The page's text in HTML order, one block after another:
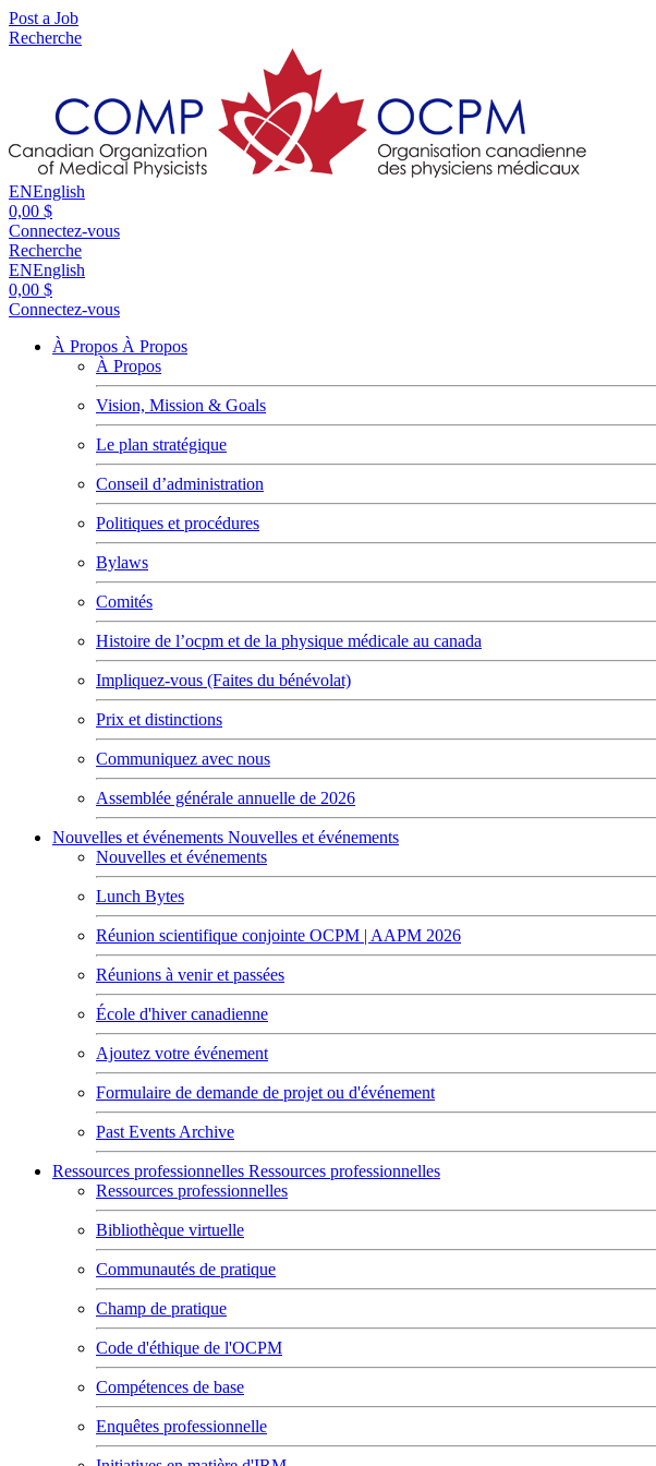
Post a Job
Recherche
ENEnglish
0,00 $
Connectez-vous
Recherche
ENEnglish
0,00 $
Connectez-vous
À Propos À Propos
À Propos
Vision, Mission & Goals
Le plan stratégique
Conseil d’administration
Politiques et procédures
Bylaws
Comités
Histoire de l’ocpm et de la physique médicale au canada
Impliquez-vous (Faites du bénévolat)
Prix et distinctions
Communiquez avec nous
Assemblée générale annuelle de 2026
Nouvelles et événements Nouvelles et événements
Nouvelles et événements
Lunch Bytes
Réunion scientifique conjointe OCPM | AAPM 2026
Réunions à venir et passées
École d'hiver canadienne
Ajoutez votre événement
Formulaire de demande de projet ou d'événement
Past Events Archive
Ressources professionnelles Ressources professionnelles
Ressources professionnelles
Bibliothèque virtuelle
Communautés de pratique
Champ de pratique
Code d'éthique de l'OCPM
Compétences de base
Enquêtes professionnelle